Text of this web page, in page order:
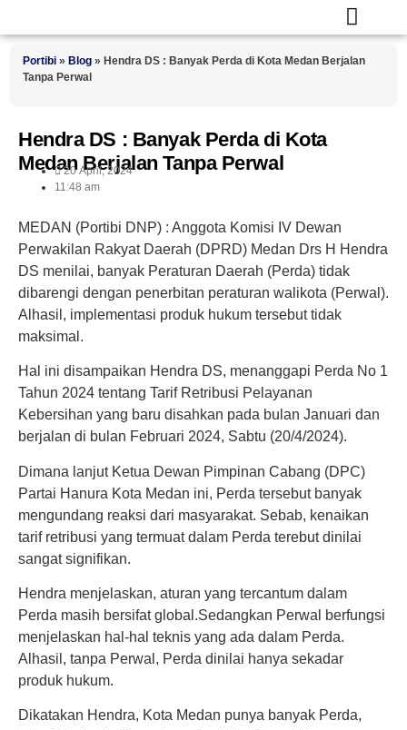
Portibi » Blog » Hendra DS : Banyak Perda di Kota Medan Berjalan
Tanpa Perwal
Hendra DS : Banyak Perda di Kota
Medan Berjalan Tanpa Perwal
20 April, 2024
11:48 am
MEDAN (Portibi DNP) : Anggota Komisi IV Dewan
Perwakilan Rakyat Daerah (DPRD) Medan Drs H Hendra
DS menilai, banyak Peraturan Daerah (Perda) tidak
dibarengi dengan penerbitan peraturan walikota (Perwal).
Alhasil, implementasi produk hukum tersebut tidak
maksimal.
Hal ini disampaikan Hendra DS, menanggapi Perda No 1
Tahun 2024 tentang Tarif Retribusi Pelayanan
Kebersihan yang baru disahkan pada bulan Januari dan
berjalan di bulan Februari 2024, Sabtu (20/4/2024).
Dimana lanjut Ketua Dewan Pimpinan Cabang (DPC)
Partai Hanura Kota Medan ini, Perda tersebut banyak
mengundang reaksi dari masyarakat. Sebab, kenaikan
tarif retribusi yang termuat dalam Perda terebut dinilai
sangat signifikan.
Hendra menjelaskan, aturan yang tercantum dalam
Perda masih bersifat global.Sedangkan Perwal berfungsi
menjelaskan hal-hal teknis yang ada dalam Perda.
Alhasil, tanpa Perwal, Perda dinilai hanya sekadar
produk hukum.
Dikatakan Hendra, Kota Medan punya banyak Perda,